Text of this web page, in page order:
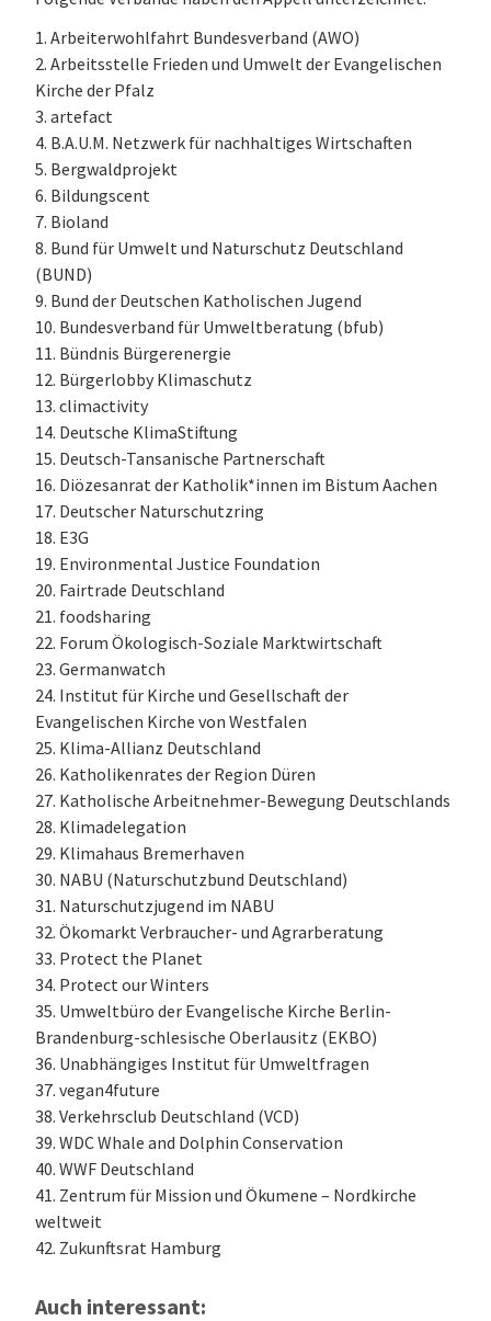
1. Arbeiterwohlfahrt Bundesverband (AWO)
2. Arbeitsstelle Frieden und Umwelt der Evangelischen
Kirche der Pfalz
3. artefact
4. B.A.U.M. Netzwerk für nachhaltiges Wirtschaften
5. Bergwaldprojekt
6. Bildungscent
7. Bioland
8. Bund für Umwelt und Naturschutz Deutschland
(BUND)
9. Bund der Deutschen Katholischen Jugend
10. Bundesverband für Umweltberatung (bfub)
11. Bündnis Bürgerenergie
12. Bürgerlobby Klimaschutz
13. climactivity
14. Deutsche KlimaStiftung
15. Deutsch-Tansanische Partnerschaft
16. Diözesanrat der Katholik*innen im Bistum Aachen
17. Deutscher Naturschutzring
18. E3G
19. Environmental Justice Foundation
20. Fairtrade Deutschland
21. foodsharing
22. Forum Ökologisch-Soziale Marktwirtschaft
23. Germanwatch
24. Institut für Kirche und Gesellschaft der
Evangelischen Kirche von Westfalen
25. Klima-Allianz Deutschland
26. Katholikenrates der Region Düren
27. Katholische Arbeitnehmer-Bewegung Deutschlands
28. Klimadelegation
29. Klimahaus Bremerhaven
30. NABU (Naturschutzbund Deutschland)
31. Naturschutzjugend im NABU
32. Ökomarkt Verbraucher- und Agrarberatung
33. Protect the Planet
34. Protect our Winters
35. Umweltbüro der Evangelische Kirche Berlin-
Brandenburg-schlesische Oberlausitz (EKBO)
36. Unabhängiges Institut für Umweltfragen
37. vegan4future
38. Verkehrsclub Deutschland (VCD)
39. WDC Whale and Dolphin Conservation
40. WWF Deutschland
41. Zentrum für Mission und Ökumene – Nordkirche
weltweit
42. Zukunftsrat Hamburg
Auch interessant: